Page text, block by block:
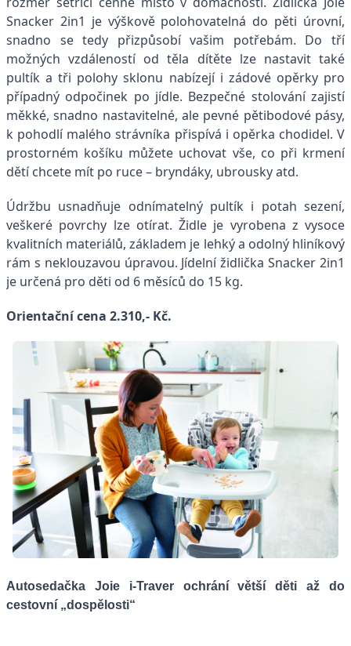
Snacker 2in1 je výškově polohovatelná do pěti úrovní,
snadno se tedy přizpůsobí vašim potřebám. Do tří
možných vzdáleností od těla dítěte lze nastavit také
pultík a tři polohy sklonu nabízejí i zádové opěrky pro
případný odpočinek po jídle. Bezpečné stolování zajistí
měkké, snadno nastavitelné, ale pevné pětibodové pásy,
k pohodlí malého strávníka přispívá i opěrka chodidel. V
prostorném košíku můžete uchovat vše, co při krmení
dětí chcete mít po ruce – bryndáky, ubrousky atd.
Údržbu usnadňuje odnímatelný pultík i potah sezení,
veškeré povrchy lze otírat. Židle je vyrobena z vysoce
kvalitních materiálů, základem je lehký a odolný hliníkový
rám s neklouzavou úpravou. Jídelní židlička Snacker 2in1
je určená pro děti od 6 měsíců do 15 kg.
Orientační cena 2.310,- Kč.
Autosedačka Joie i-Traver ochrání větší děti až do
cestovní „dospělosti“